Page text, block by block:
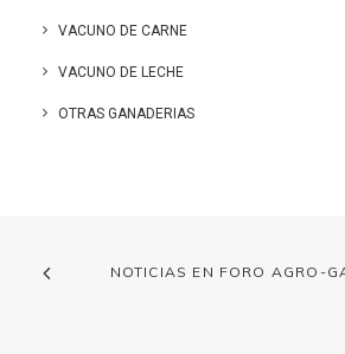
VACUNO DE CARNE
VACUNO DE LECHE
OTRAS GANADERIAS
NOTICIAS EN FORO AGRO-